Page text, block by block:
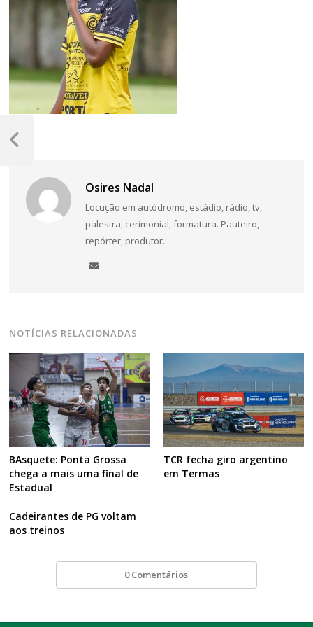
Osires Nadal
Locução em autódromo, estádio, rádio, tv,
palestra, cerimonial, formatura. Pauteiro,
repórter, produtor.
NOTÍCIAS RELACIONADAS
BAsquete: Ponta Grossa
chega a mais uma final de
Estadual
TCR fecha giro argentino
em Termas
Cadeirantes de PG voltam
aos treinos
0 Comentários
Navegação
de
Post